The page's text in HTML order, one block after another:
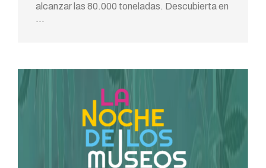
alcanzar las 80.000 toneladas. Descubierta en
…